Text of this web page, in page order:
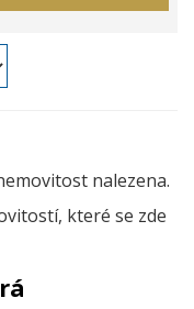
nalezena.
které se zde